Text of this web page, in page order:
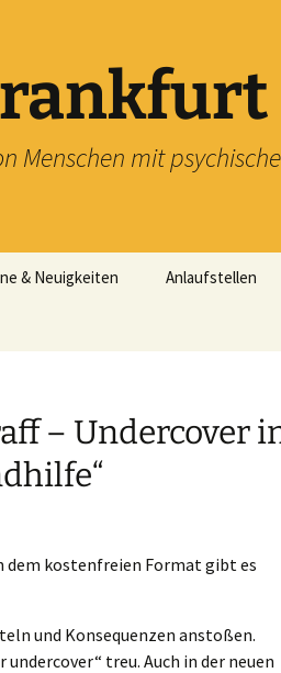
Menschen mit
& Neuigkeiten Anlaufstellen
– Undercover
dem kostenfreien Format gibt es
und Konsequenzen anstoßen.
treu. Auch in der neuen